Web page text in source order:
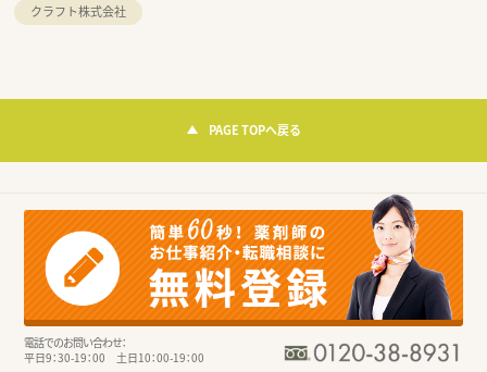
クラフト株式会社
PAGE TOPへ戻る
電話でのお問い合わせ：
平日9：30-19：00 土日10：00-19：00